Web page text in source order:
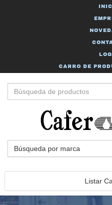
CARRO DE
Búsqueda por marca
Listar